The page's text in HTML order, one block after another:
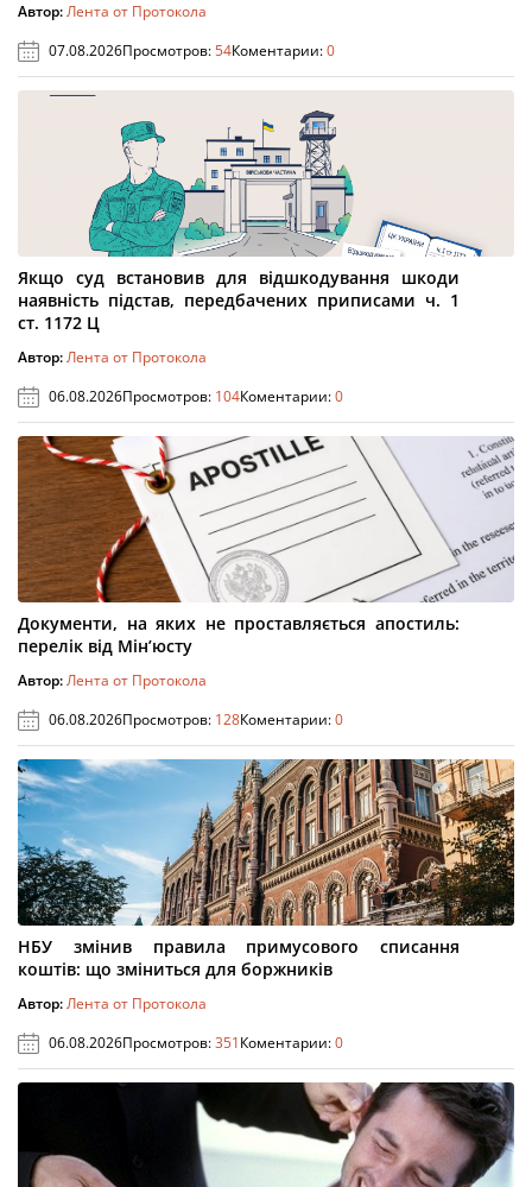
Автор:Лента от Протокола
07.08.2026Просмотров:54Коментарии:0
Якщо суд встановив для відшкодування шкоди
наявність підстав, передбачених приписами ч. 1
ст. 1172 Ц
Автор:Лента от Протокола
06.08.2026Просмотров: 104Коментарии:0
Документи, на яких не проставляється апостиль:
перелік від Мін’юсту
Автор:Лента от Протокола
06.08.2026Просмотров: 128Коментарии:0
НБУ змінив правила примусового списання
коштів: що зміниться для боржників
Автор:Лента от Протокола
06.08.2026Просмотров:351Коментарии:0